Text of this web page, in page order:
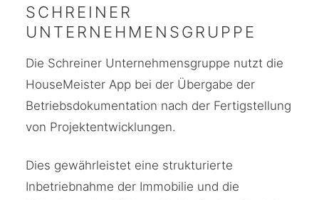
SCHREINER
UNTERNEHMENSGRUPPE
Die Schreiner Unternehmensgruppe nutzt die
HouseMeister App bei der Übergabe der
Betriebsdokumentation nach der Fertigstellung
von Projektentwicklungen.
Dies gewährleistet eine strukturierte
Inbetriebnahme der Immobilie und die